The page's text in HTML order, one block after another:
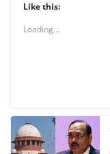
Like this:
Loading...